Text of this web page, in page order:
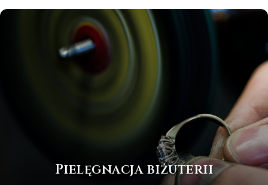
Pielęgnacja biżuterii